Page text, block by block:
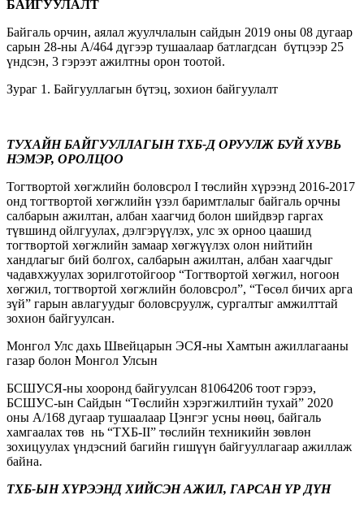
БАЙГУУЛАЛТ
Байгаль орчин, аялал жуулчлалын сайдын 2019 оны 08 дугаар
сарын 28-ны А/464 дүгээр тушаалаар батлагдсан бүтцээр 25
үндсэн, 3 гэрээт ажилтны орон тоотой.
Зураг 1. Байгууллагын бүтэц, зохион байгуулалт
ТУХАЙН БАЙГУУЛЛАГЫН ТХБ-Д ОРУУЛЖ БУЙ ХУВЬ
НЭМЭР, ОРОЛЦОО
Тогтвортой хөгжлийн боловсрол I төслийн хүрээнд 2016-2017
онд тогтвортой хөгжлийн үзэл баримтлалыг байгаль орчны
салбарын ажилтан, албан хаагчид болон шийдвэр гаргах
түвшинд ойлгуулах, дэлгэрүүлэх, улс эх орноо цаашид
тогтвортой хөгжлийн замаар хөгжүүлэх олон нийтийн
хандлагыг бий болгох, салбарын ажилтан, албан хаагчдыг
чадавхжуулах зорилготойгоор “Тогтвортой хөгжил, ногоон
хөгжил, тогтвортой хөгжлийн боловсрол”, “Төсөл бичих арга
зүй” гарын авлагуудыг боловсруулж, сургалтыг амжилттай
зохион байгуулсан.
Монгол Улс дахь Швейцарын ЭСЯ-ны Хамтын ажиллагааны
газар болон Монгол Улсын
БСШУСЯ-ны хооронд байгуулсан 81064206 тоот гэрээ,
БСШУС-ын Сайдын “Төслийн хэрэгжилтийн тухай” 2020
оны A/168 дугаар тушаалаар Цэнгэг усны нөөц, байгаль
хамгаалах төв нь “ТХБ-II” төслийн техникийн зөвлөн
зохицуулах үндэсний багийн гишүүн байгууллагаар ажиллаж
байна.
ТХБ-ЫН ХҮРЭЭНД ХИЙСЭН АЖИЛ, ГАРСАН ҮР ДҮН